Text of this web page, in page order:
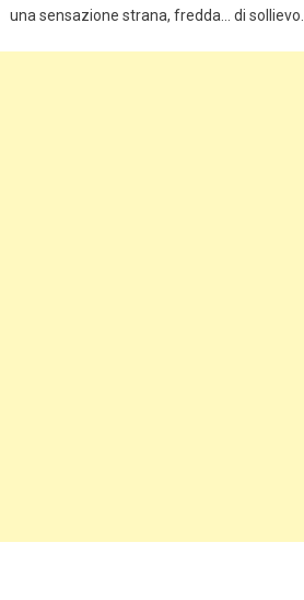
una sensazione strana, fredda… di sollievo.